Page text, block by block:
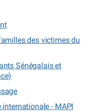
des victimes du
Sénégalais et
- MAPI